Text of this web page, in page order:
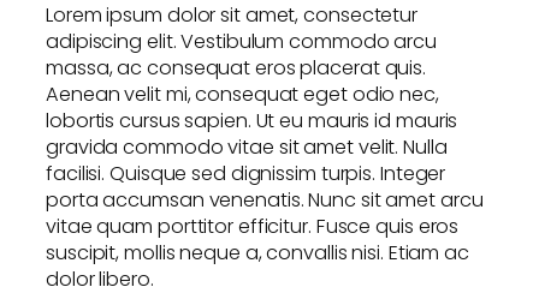
Lorem ipsum dolor sit amet, consectetur
adipiscing elit. Vestibulum commodo arcu
massa, ac consequat eros placerat quis.
Aenean velit mi, consequat eget odio nec,
lobortis cursus sapien. Ut eu mauris id mauris
gravida commodo vitae sit amet velit. Nulla
facilisi. Quisque sed dignissim turpis. Integer
porta accumsan venenatis. Nunc sit amet arcu
vitae quam porttitor efficitur. Fusce quis eros
suscipit, mollis neque a, convallis nisi. Etiam ac
dolor libero.